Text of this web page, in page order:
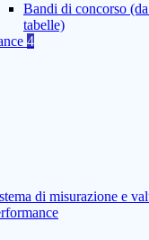
Bandi di concorso
tabelle)
4
di misurazione e